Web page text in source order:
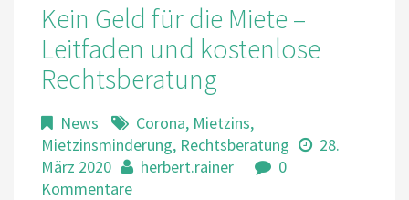
Kein Geld für die Miete –
Leitfaden und kostenlose
Rechtsberatung
News Corona, Mietzins,
Mietzinsminderung, Rechtsberatung
28.
März 2020
herbert.rainer
0
Kommentare